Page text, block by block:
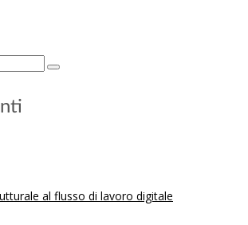
al flusso di lavoro digitale